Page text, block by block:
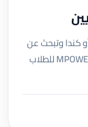
كندا وتبحث عن
منحة مخصصة للطلاب الدوليين، فإن منحة MPOWER للطلاب